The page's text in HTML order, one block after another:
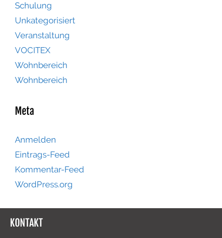
Schulung
Unkategorisiert
Veranstaltung
VOCITEX
Wohnbereich
Wohnbereich
Meta
Anmelden
Eintrags-Feed
Kommentar-Feed
WordPress.org
KONTAKT